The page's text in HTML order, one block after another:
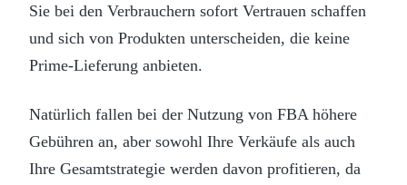
Sie bei den Verbrauchern sofort Vertrauen schaffen
und sich von Produkten unterscheiden, die keine
Prime-Lieferung anbieten.
Natürlich fallen bei der Nutzung von FBA höhere
Gebühren an, aber sowohl Ihre Verkäufe als auch
Ihre Gesamtstrategie werden davon profitieren, da